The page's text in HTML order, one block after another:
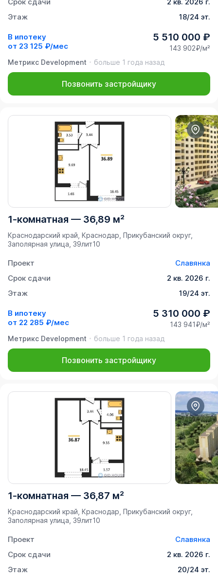
Этаж
18/24 эт.
В ипотеку
от 23 125 ₽/мес
5 510 000 ₽
143 902₽/м²
Метрикс Development
больше 1 года назад
Позвонить застройщику
1-комнатная — 36,89 м²
Краснодарский край, Краснодар, Прикубанский округ,
Заполярная улица, 39лит10
Проект
Славянка
Срок сдачи
2 кв. 2026 г.
Этаж
19/24 эт.
В ипотеку
от 22 285 ₽/мес
5 310 000 ₽
143 941₽/м²
Метрикс Development
больше 1 года назад
Позвонить застройщику
1-комнатная — 36,87 м²
Краснодарский край, Краснодар, Прикубанский округ,
Заполярная улица, 39лит10
Проект
Славянка
Срок сдачи
2 кв. 2026 г.
Этаж
20/24 эт.